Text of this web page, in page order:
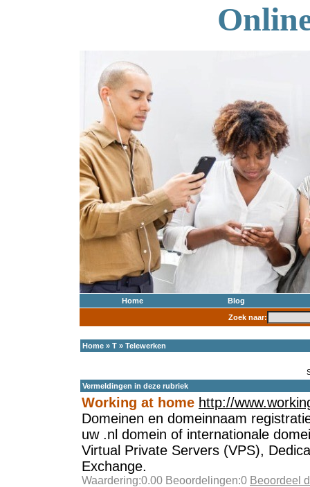
Home
Blog
Zoek naar:
Home » T » Telewerken
Vermeldingen in deze rubriek
Working at home http://
Domeinen en domeinnaam
uw .nl domein of internationale
Virtual Private Servers (VPS),
Exchange.
Waardering:0.00 Beoordelingen:0 Beoordeel